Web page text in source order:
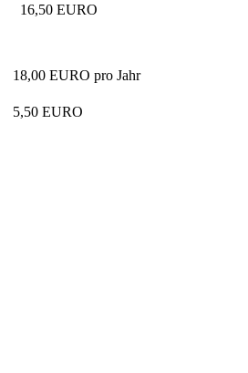
16,50 EURO
18,00 EURO pro Jahr
5,50 EURO